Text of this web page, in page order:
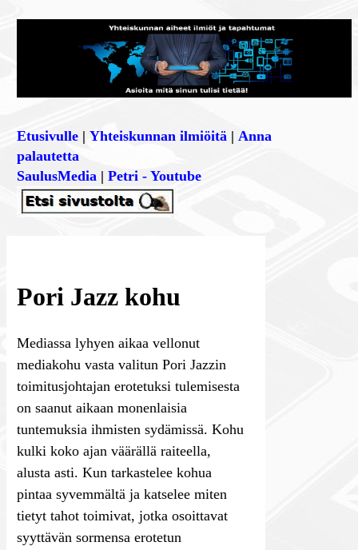
Etusivulle |Yhteiskunnan ilmiöitä |Anna
palautetta
SaulusMedia |Petri - Youtube
Pori Jazz kohu
Mediassa lyhyen aikaa vellonut
mediakohu vasta valitun Pori Jazzin
toimitusjohtajan erotetuksi tulemisesta
on saanut aikaan monenlaisia
tuntemuksia ihmisten sydämissä. Kohu
kulki koko ajan väärällä raiteella,
alusta asti. Kun tarkastelee kohua
pintaa syvemmältä ja katselee miten
tietyt tahot toimivat, jotka osoittavat
syyttävän sormensa erotetun